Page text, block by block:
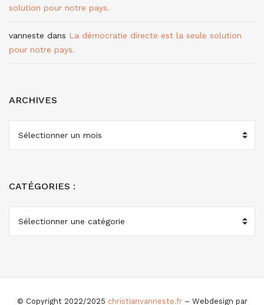
solution pour notre pays.
vanneste dans La démocratie directe est la seule solution
pour notre pays.
ARCHIVES
ARCHIVES
CATÉGORIES :
CATÉGORIES
© Copyright 2022/2025 christianvanneste.fr– Webdesign par